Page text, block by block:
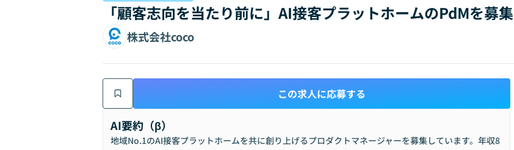
「顧客志向を当たり前に」AI接客プラットホームのPdMを募集
株式会社coco
この求人に応募する
AI要約（β）
地域No.1のAI接客プラットホームを共に創り上げるプロダクトマネージャーを募集しています。年収8